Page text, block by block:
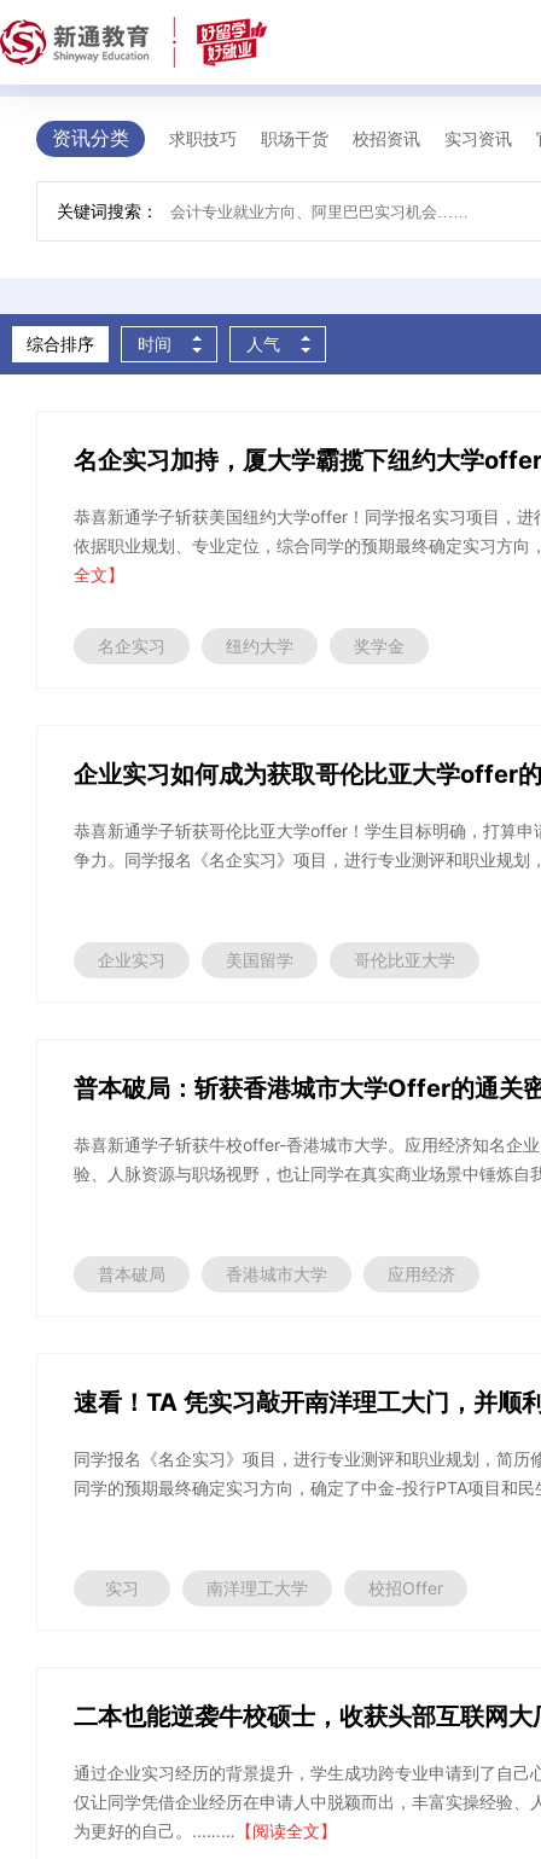
求职资讯 您的位置 >首页>
资讯分类 求职技巧 职场干货 校招资讯 实习资讯
关键词搜索：
综合排序 时间 人气
名企实习加持，厦大学霸揽下纽约大学
恭喜新通学子斩获美国纽约大学offer！同学报名实习项目，
依据职业规划、专业定位，综合同学的预期最终确定实习方
全文】
名企实习 纽约大学 奖学金
企业实习如何成为获取哥伦比亚大学offer
恭喜新通学子斩获哥伦比亚大学offer！学生目标明确，打算
争力。同学报名《名企实习》项目，进行专业测评和职业规
企业实习 美国留学 哥伦比亚大学
普本破局：斩获香港城市大学Offer的通关
恭喜新通学子斩获牛校offer-香港城市大学。应用经济知名企
验、人脉资源与职场视野，也让同学在真实商业场景中锤炼
普本破局 香港城市大学 应用经济
速看！TA 凭实习敲开南洋理工大门，并顺
同学报名《名企实习》项目，进行专业测评和职业规划，简
同学的预期最终确定实习方向，确定了中金-投行PTA项目和
实习 南洋理工大学 校招Offer
二本也能逆袭牛校硕士，收获头部互联网
通过企业实习经历的背景提升，学生成功跨专业申请到了自
仅让同学凭借企业经历在申请人中脱颖而出，丰富实操经验
为更好的自己。...……
【阅读全文】